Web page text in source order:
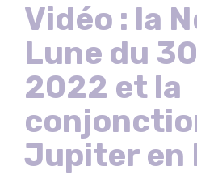
Vidéo : la
Lune du
2022 et la
Jupiter en